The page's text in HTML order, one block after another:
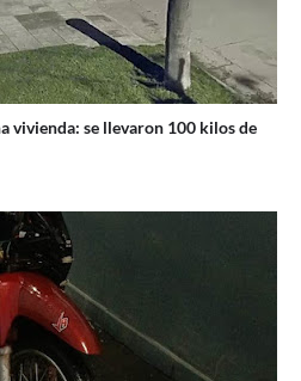
vivienda: se llevaron 100 kilos de